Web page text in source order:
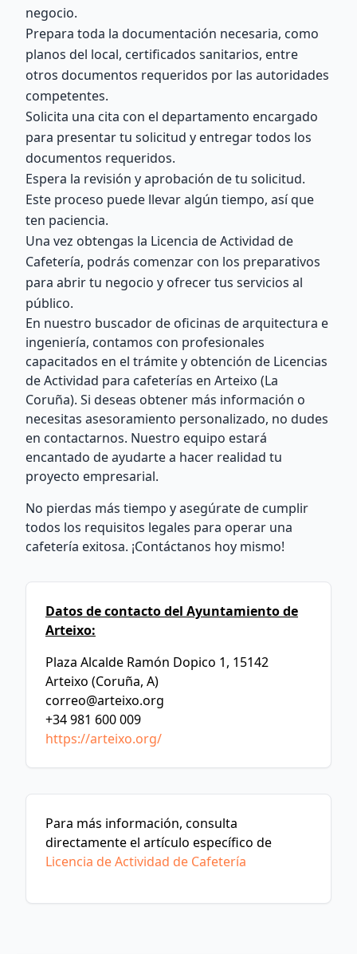
negocio.
Prepara toda la documentación necesaria, como
planos del local, certificados sanitarios, entre
otros documentos requeridos por las autoridades
competentes.
Solicita una cita con el departamento encargado
para presentar tu solicitud y entregar todos los
documentos requeridos.
Espera la revisión y aprobación de tu solicitud.
Este proceso puede llevar algún tiempo, así que
ten paciencia.
Una vez obtengas la Licencia de Actividad de
Cafetería, podrás comenzar con los preparativos
para abrir tu negocio y ofrecer tus servicios al
público.
En nuestro buscador de oficinas de arquitectura e
ingeniería, contamos con profesionales
capacitados en el trámite y obtención de Licencias
de Actividad para cafeterías en Arteixo (La
Coruña). Si deseas obtener más información o
necesitas asesoramiento personalizado, no dudes
en contactarnos. Nuestro equipo estará
encantado de ayudarte a hacer realidad tu
proyecto empresarial.
No pierdas más tiempo y asegúrate de cumplir
todos los requisitos legales para operar una
cafetería exitosa. ¡Contáctanos hoy mismo!
Datos de contacto del Ayuntamiento de
Arteixo:
Plaza Alcalde Ramón Dopico 1, 15142
Arteixo (Coruña, A)
correo@arteixo.org
+34 981 600 009
https://arteixo.org/
Para más información, consulta
directamente el artículo específico de
Licencia de Actividad de Cafetería